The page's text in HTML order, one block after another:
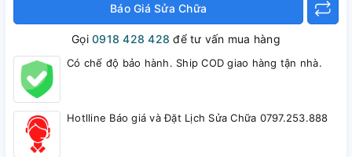
Báo Giá Sửa Chữa
Gọi0918 428 428 để tư vấn mua hàng
Có chế độ bảo hành. Ship COD giao hàng tận nhà.
Hotlline Báo giá và Đặt Lịch Sửa Chữa 0797.253.888